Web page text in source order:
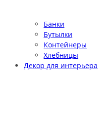
Банки
Бутылки
Контейнеры
Хлебницы
Декор для интерьера